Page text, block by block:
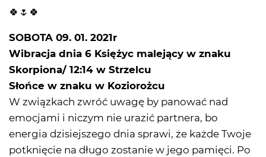
🍀🌷🍀
SOBOTA 09. 01. 2021r
Wibracja dnia 6 Księżyc malejący w znaku
Skorpiona/ 12:14 w Strzelcu
Słońce w znaku w Koziorożcu
W związkach zwróć uwagę by panować nad
emocjami i niczym nie urazić partnera, bo
energia dzisiejszego dnia sprawi, że każde Twoje
potknięcie na długo zostanie w jego pamięci. Po